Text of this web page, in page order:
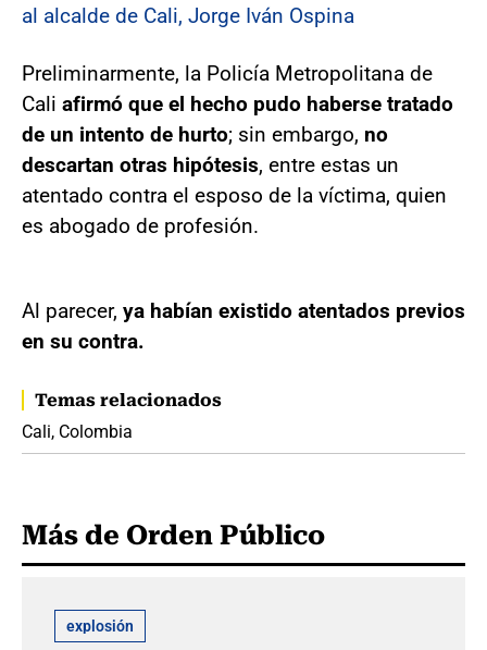
al alcalde de Cali, Jorge Iván Ospina
Preliminarmente, la Policía Metropolitana de
Cali afirmó que el hecho pudo haberse tratado
de un intento de hurto; sin embargo, no
descartan otras hipótesis, entre estas un
atentado contra el esposo de la víctima, quien
es abogado de profesión.
Al parecer, ya habían existido atentados previos
en su contra.
Temas relacionados
Cali, Colombia
Más de Orden Público
explosión